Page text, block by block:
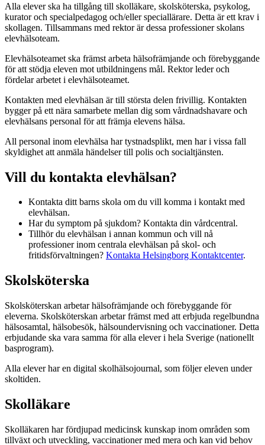
Alla elever ska ha tillgång till skolläkare, skolsköterska, psykolog,
kurator och specialpedagog och/eller speciallärare. Detta är ett krav i
skollagen. Tillsammans med rektor är dessa professioner skolans
elevhälsoteam.
Elevhälsoteamet ska främst arbeta hälsofrämjande och förebyggande
för att stödja eleven mot utbildningens mål. Rektor leder och
fördelar arbetet i elevhälsoteamet.
Kontakten med elevhälsan är till största delen frivillig. Kontakten
bygger på ett nära samarbete mellan dig som vårdnadshavare och
elevhälsans personal för att främja elevens hälsa.
All personal inom elevhälsa har tystnadsplikt, men har i vissa fall
skyldighet att anmäla händelser till polis och socialtjänsten.
Vill du kontakta elevhälsan?
Kontakta ditt barns skola om du vill komma i kontakt med
elevhälsan.
Har du symptom på sjukdom? Kontakta din vårdcentral.
Tillhör du elevhälsan i annan kommun och vill nå
professioner inom centrala elevhälsan på skol- och
fritidsförvaltningen? Kontakta Helsingborg Kontaktcenter.
Skolsköterska
Skolsköterskan arbetar hälsofrämjande och förebyggande för
eleverna. Skolsköterskan arbetar främst med att erbjuda regelbundna
hälsosamtal, hälsobesök, hälsoundervisning och vaccinationer. Detta
erbjudande ska vara samma för alla elever i hela Sverige (nationellt
basprogram).
Alla elever har en digital skolhälsojournal, som följer eleven under
skoltiden.
Skolläkare
Skolläkaren har fördjupad medicinsk kunskap inom områden som
tillväxt och utveckling, vaccinationer med mera och kan vid behov